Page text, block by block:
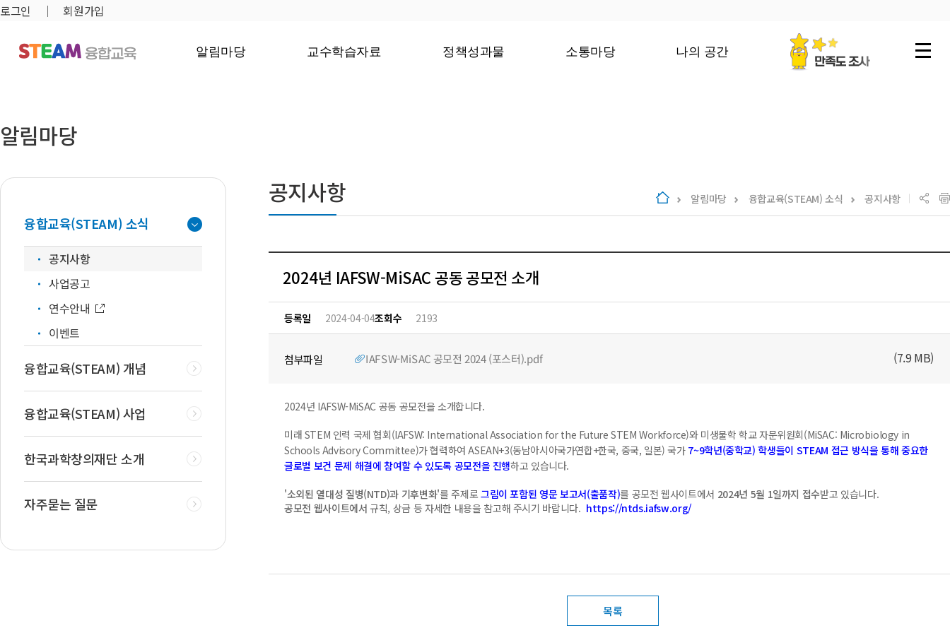
로그인 회원가입
알림마당 교수학습자료 정책성과물 소통마당 나의 공간
공지사항 알림마당 융합교육(STEAM) 소식 공지사항
알림마당
융합교육(STEAM) 소식
공지사항
사업공고
연수안내
이벤트
융합교육(STEAM) 개념
융합교육(STEAM) 사업
한국과학창의재단 소개
자주묻는 질문
2024년 IAFSW-MiSAC 공동 공모전 소개
등록일 2024-04-04조회수 2193
첨부파일 IAFSW-MiSAC 공모전 2024 (포스터).pdf (7.9 MB)
2024년 IAFSW-MiSAC 공동 공모전을 소개합니다.
미래 STEM 인력 국제 협회(IAFSW: International Association for the Future STEM Workforce)와 미생물학 학교 자문위원회(MiSAC: Microbiology in
Schools Advisory Committee)가 협력하여 ASEAN+3(동남아시아국가연합+한국, 중국, 일본) 국가 7~9학년(중학교) 학생들이 STEAM 접근 방식을 통해 중요한
글로벌 보건 문제 해결에 참여할 수 있도록 공모전을 진행하고 있습니다.
'소외된 열대성 질병(NTD)과 기후변화'를 주제로 그림이 포함된 영문 보고서(출품작)를 공모전 웹사이트에서 2024년 5월 1일까지 접수받고 있습니다.
공모전 웹사이트에서 규칙, 상금 등 자세한 내용을 참고해 주시기 바랍니다. https://ntds.iafsw.org/
목록